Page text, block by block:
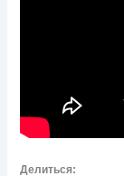
Делиться: